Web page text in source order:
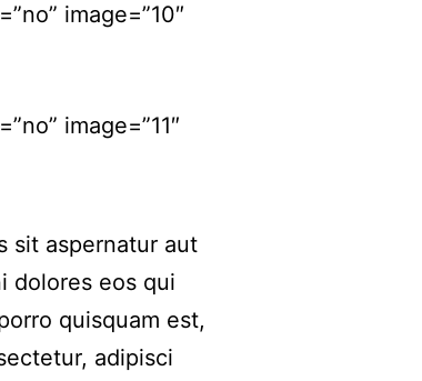
image=”10″
image=”11″
sit aspernatur aut
dolores eos qui
quisquam est,
adipisci